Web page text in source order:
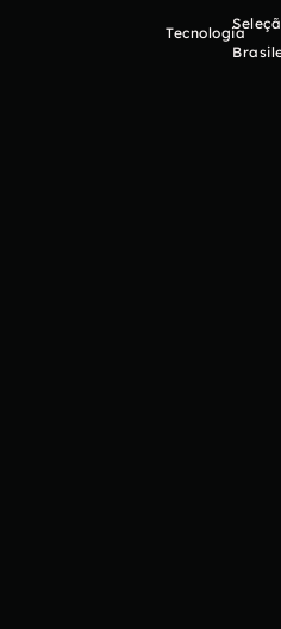
Tecnologia